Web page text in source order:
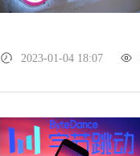
2023-01-04 18:07